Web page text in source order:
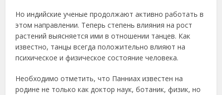
Но индийские ученые продолжают активно работать в
этом направлении. Теперь степень влияния на рост
растений выясняется ими в отношении танцев. Как
известно, танцы всегда положительно влияют на
психическое и физическое состояние человека.
Необходимо отметить, что Панниах известен на
родине не только как доктор наук, ботаник, физик, но